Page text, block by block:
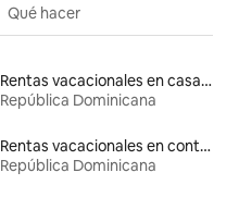
Qué hacer
Rentas vacacionales en casas de huéspedes
República Dominicana
Rentas vacacionales en contenedores
República Dominicana